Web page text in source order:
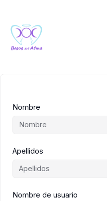
contenido
Nombre
Apellidos
Nombre de usuario